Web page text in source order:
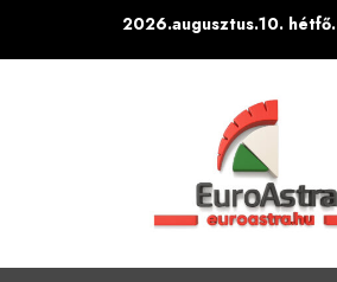
2026.augusztus.10. hétfő.